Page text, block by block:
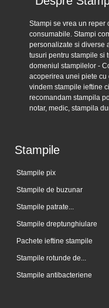
Stampi se vrea un reper
consumabile. Stampi
personalizate si diverse
tusuri pentru stampile si
domeniul stampilelor -
acoperirea unei piete cu
vindem stampile ieftine
recomandam stampila
notar, medic, stampila
Stampile
Stampile pix
Stampile de buzunar
Stampile patrate...
Stampile dreptunghiulare
Pachete ieftine stampile
Stampile rotunde de...
Stampile antibacteriene